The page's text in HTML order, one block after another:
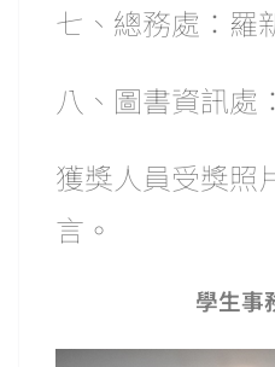
七、總務處：羅
八、圖書資訊處
獲獎人員受獎照
言。
學生事